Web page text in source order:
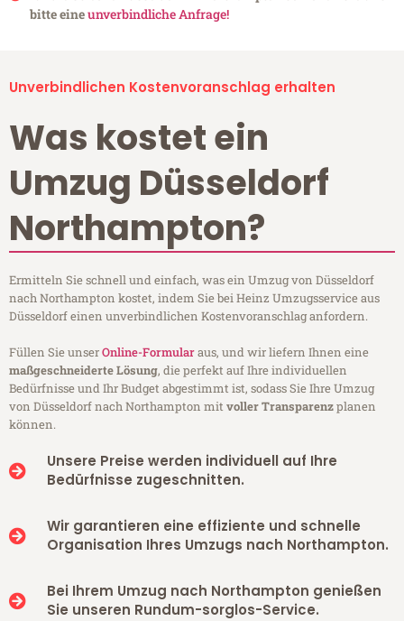
bitte eineunverbindliche Anfrage!
Unverbindlichen Kostenvoranschlag erhalten
Was kostet ein
Umzug Düsseldorf
Northampton?
Ermitteln Sie schnell und einfach, was ein Umzug von Düsseldorf
nach Northampton kostet, indem Sie bei Heinz Umzugsservice aus
Düsseldorf einen unverbindlichen Kostenvoranschlag anfordern.
Füllen Sie unserOnline-Formularaus, und wir liefern Ihnen eine
maßgeschneiderte Lösung, die perfekt auf Ihre individuellen
Bedürfnisse und Ihr Budget abgestimmt ist, sodass Sie Ihre Umzug
von Düsseldorf nach Northampton mitvoller Transparenzplanen
können.
Unsere Preise werden individuell auf Ihre
Bedürfnisse zugeschnitten.
Wir garantieren eine effiziente und schnelle
Organisation Ihres Umzugs nach Northampton.
Bei Ihrem Umzug nach Northampton genießen
Sie unseren Rundum-sorglos-Service.